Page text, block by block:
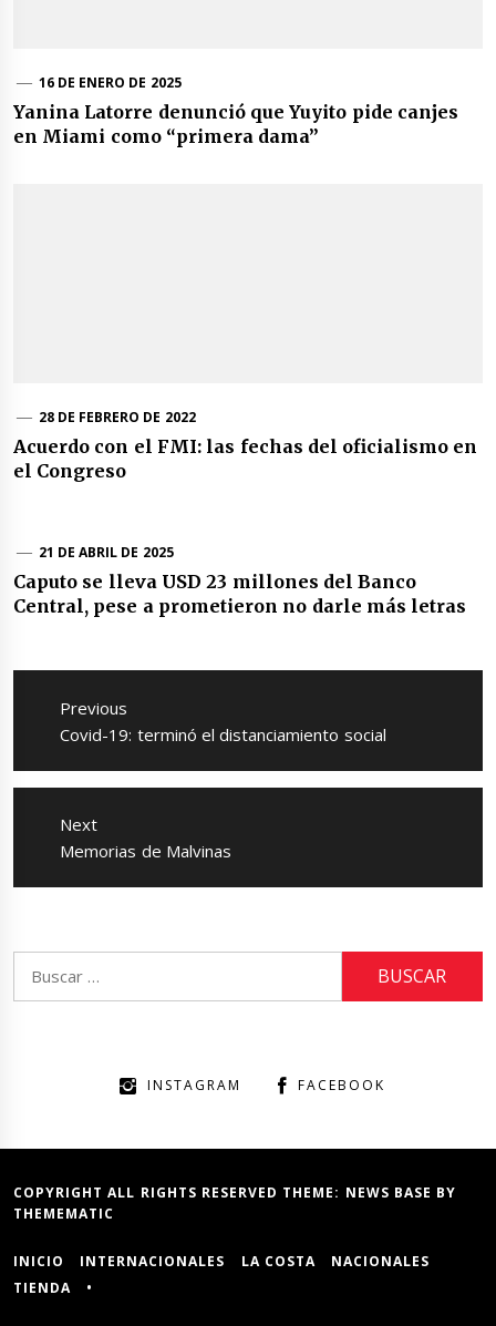
16 DE ENERO DE 2025
Yanina Latorre denunció que Yuyito pide canjes
en Miami como “primera dama”
28 DE FEBRERO DE 2022
Acuerdo con el FMI: las fechas del oficialismo en
el Congreso
21 DE ABRIL DE 2025
Caputo se lleva USD 23 millones del Banco
Central, pese a prometieron no darle más letras
Navegación
entradas
Previous
Previous
Covid-19: terminó el distanciamiento social
Next
Next
Memorias de Malvinas
INSTAGRAM FACEBOOK
COPYRIGHT ALL RIGHTS RESERVED THEME: NEWS BASE BY
THEMEMATIC
INICIO INTERNACIONALES LA COSTA
NACIONALES
TIENDA
•